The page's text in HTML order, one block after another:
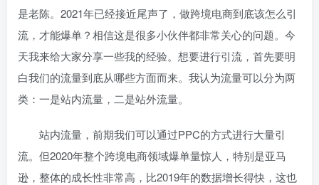
是老陈。 2021年已经接近尾声了，做跨境电商到底该怎么引
流，才能爆单？相信这是很多小伙伴都非常关心的问题。今
天我来给大家分享一些我的经验。 想要进行引流，首先要明
白我们的流量到底从哪些方面而来。我认为流量可以分为两
类：一是站内流量，二是站外流量。
站内流量，前期我们可以通过PPC的方式进行大量引
流。但2020年整个跨境电商领域爆单量惊人，特别是亚马
逊，整体的成长性非常高，比2019年的数据增长得快，这也